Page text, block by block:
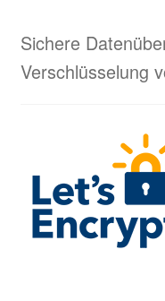
Sichere
Verschlüsselung